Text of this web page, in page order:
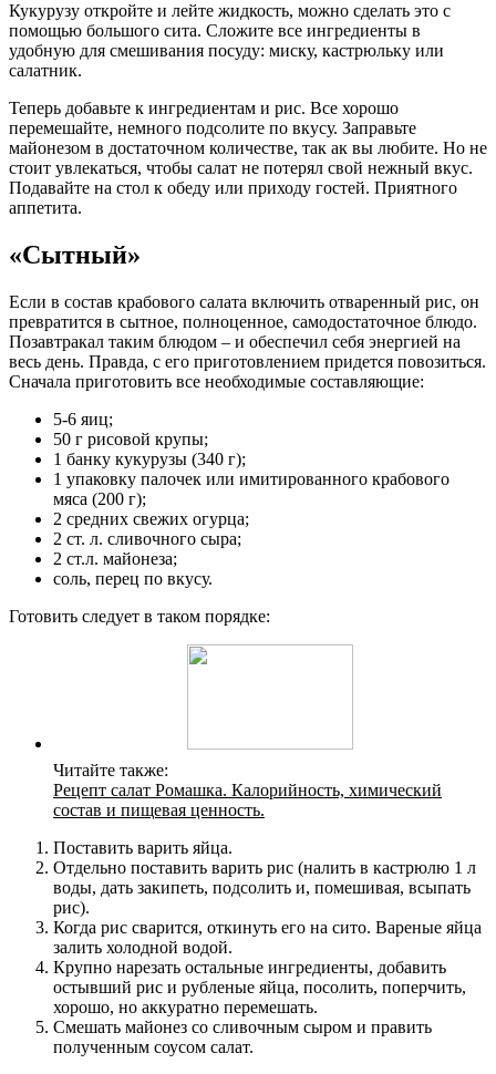
Кукурузу откройте и лейте жидкость, можно сделать это с
помощью большого сита. Сложите все ингредиенты в
удобную для смешивания посуду: миску, кастрюльку или
салатник.
Теперь добавьте к ингредиентам и рис. Все хорошо
перемешайте, немного подсолите по вкусу. Заправьте
майонезом в достаточном количестве, так ак вы любите. Но не
стоит увлекаться, чтобы салат не потерял свой нежный вкус.
Подавайте на стол к обеду или приходу гостей. Приятного
аппетита.
«Сытный»
Если в состав крабового салата включить отваренный рис, он
превратится в сытное, полноценное, самодостаточное блюдо.
Позавтракал таким блюдом – и обеспечил себя энергией на
весь день. Правда, с его приготовлением придется повозиться.
Сначала приготовить все необходимые составляющие:
5-6 яиц;
50 г рисовой крупы;
1 банку кукурузы (340 г);
1 упаковку палочек или имитированного крабового
мяса (200 г);
2 средних свежих огурца;
2 ст. л. сливочного сыра;
2 ст.л. майонеза;
соль, перец по вкусу.
Готовить следует в таком порядке:
Читайте также:
Рецепт салат Ромашка. Калорийность, химический
состав и пищевая ценность.
Поставить варить яйца.
Отдельно поставить варить рис (налить в кастрюлю 1 л
воды, дать закипеть, подсолить и, помешивая, всыпать
рис).
Когда рис сварится, откинуть его на сито. Вареные яйца
залить холодной водой.
Крупно нарезать остальные ингредиенты, добавить
остывший рис и рубленые яйца, посолить, поперчить,
хорошо, но аккуратно перемешать.
Смешать майонез со сливочным сыром и править
полученным соусом салат.